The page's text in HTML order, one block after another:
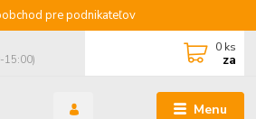
pre podnikateľov
Menu
15:00)
0 ks
za